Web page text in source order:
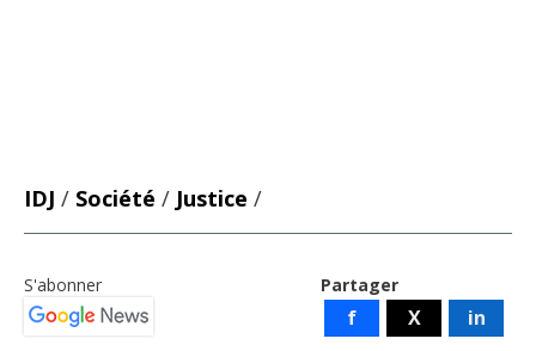
IDJ / Société / Justice /
Partager
f X in
S'abonner